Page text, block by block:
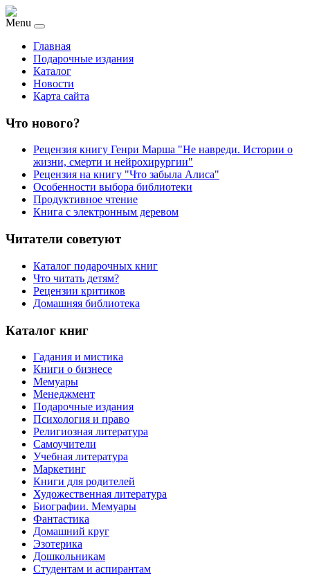
Menu
Главная
Подарочные издания
Каталог
Новости
Карта сайта
Что нового?
Рецензия книгу Генри Марша "Не навреди. Истории о
жизни, смерти и нейрохирургии"
Рецензия на книгу "Что забыла Алиса"
Особенности выбора библиотеки
Продуктивное чтение
Книга с электронным деревом
Читатели советуют
Каталог подарочных книг
Что читать детям?
Рецензии критиков
Домашняя библиотека
Каталог книг
Гадания и мистика
Книги о бизнесе
Мемуары
Менеджмент
Подарочные издания
Психология и право
Религиозная литература
Самоучители
Учебная литература
Маркетинг
Книги для родителей
Художественная литература
Биографии. Мемуары
Фантастика
Домашний круг
Эзотерика
Дошкольникам
Студентам и аспирантам